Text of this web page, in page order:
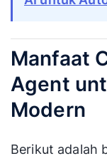
Manfaat
Agent
Modern
Berikut adalah